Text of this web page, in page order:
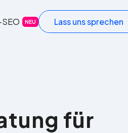
NEU Lass uns sprechen
für